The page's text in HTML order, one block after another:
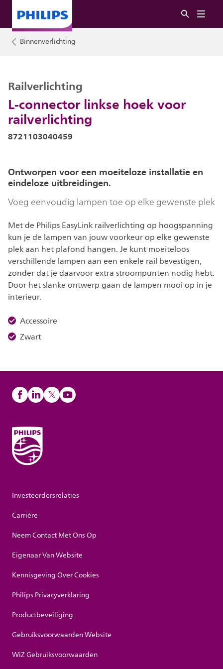
Binnenverlichting
L-connector linkse hoek voor
railverlichting
Railverlichting
8721103040459
Ontworpen voor een moeiteloze installatie en
eindeloze uitbreidingen.
Voeg eenvoudig lampen toe op elke gewenste plek
Met de Philips EasyLink railverlichting op hoogspanning
kun je de lampen van jouw voorkeur op elke gewenste
plek aan het plafond hangen. Je kunt moeiteloos
verschillende lampen aan een enkele rail bevestigen,
zonder dat je daarvoor extra stroompunten nodig hebt.
Door het slanke ontwerp gaan de lampen mooi op in je
interieur.
Accessoire
Zwart
Investeerdersrelaties
Carrière
Neem Contact Met Ons Op
Eigenaar Van Website
Kennisgeving Over Cookies
Philips Privacyverklaring
Productbeveiliging
Gebruiksvoorwaarden Website
WiZ Gebruiksvoorwaarden